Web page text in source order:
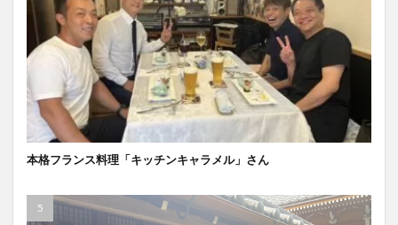
本格フランス料理「キッチンキャラメル」さん